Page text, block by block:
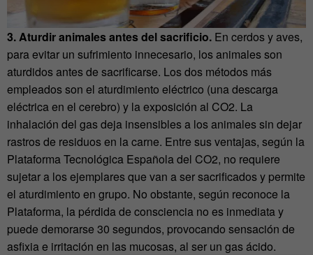
3. Aturdir animales antes del sacrificio. En cerdos y aves,
para evitar un sufrimiento innecesario, los animales son
aturdidos antes de sacrificarse. Los dos métodos más
empleados son el aturdimiento eléctrico (una descarga
eléctrica en el cerebro) y la exposición al CO2. La
inhalación del gas deja insensibles a los animales sin dejar
rastros de residuos en la carne. Entre sus ventajas, según la
Plataforma Tecnológica Española del CO2, no requiere
sujetar a los ejemplares que van a ser sacrificados y permite
el aturdimiento en grupo. No obstante, según reconoce la
Plataforma, la pérdida de consciencia no es inmediata y
puede demorarse 30 segundos, provocando sensación de
asfixia e irritación en las mucosas, al ser un gas ácido.